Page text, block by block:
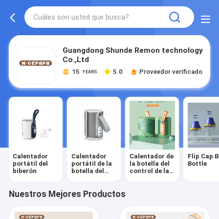
Guangdong Shunde Remon technology
Co.,Ltd
15 YEARS 5.0 Proveedor verificado
Calentador
portátil del
biberón
Calentador
portátil de la
botella del
Calentador de
la botella del
control de la
Flip Cap
Bottle
Nuestros Mejores Productos